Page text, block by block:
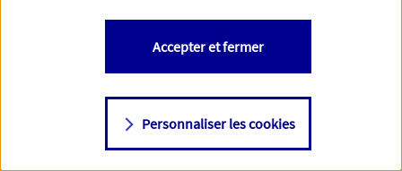
Vous êtes libre de les accepter, de les refuser comme de
changer d'avis à tout moment en allant sur
Consulter notre politique decookies
Personnaliser les cookies
Accepter et fermer